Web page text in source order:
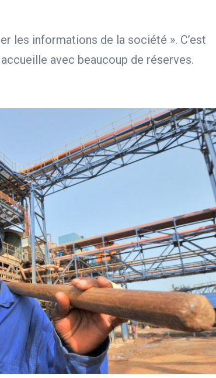
les informations de la société ». C’est
avec beaucoup de réserves.